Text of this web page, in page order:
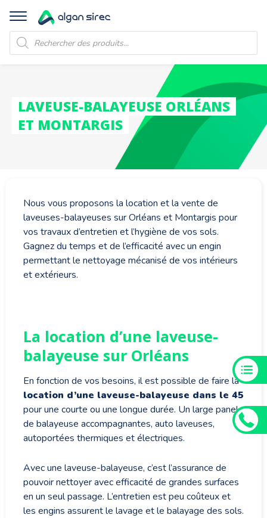
Recherche
de
produits
LAVEUSE-BALAYEUSE ORLÉANS
ET MONTARGIS
Nous vous proposons la location et la vente de
laveuses-balayeuses sur Orléans et Montargis pour
vos travaux d’entretien et l’hygiène de vos sols.
Gagnez du temps et de l’efficacité avec un engin
permettant le nettoyage mécanisé de vos intérieurs
et extérieurs.
La location d’une laveuse-
balayeuse sur Orléans
En fonction de vos besoins, il est possible de faire la
location d’une laveuse-balayeuse dans le 45
pour une courte ou une longue durée. Un large panel
de balayeuse accompagnantes, auto laveuses,
autoportées thermiques et électriques.
Avec une laveuse-balayeuse, c’est l’assurance de
pouvoir nettoyer avec efficacité de grandes surfaces
en un seul passage. L’entretien est peu coûteux et
les engins assurent le lavage et le balayage des sols.